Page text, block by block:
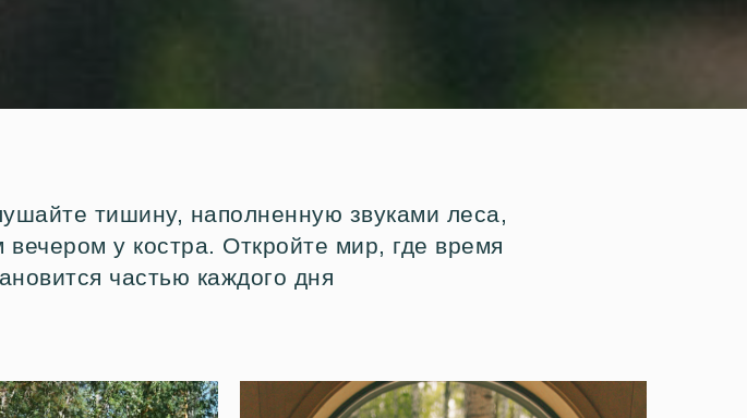
тишину, наполненную звуками леса,
у костра. Откройте мир, где время
частью каждого дня